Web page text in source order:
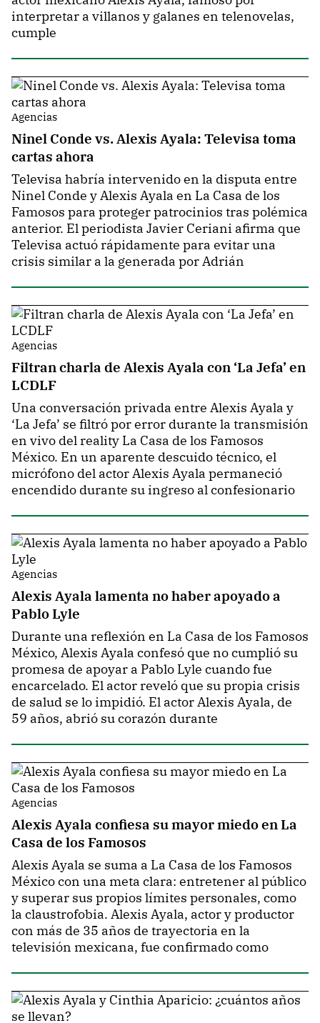
interpretar a villanos y galanes en telenovelas,
cumple
Agencias
Ninel Conde vs. Alexis Ayala: Televisa toma
cartas ahora
Televisa habría intervenido en la disputa entre
Ninel Conde y Alexis Ayala en La Casa de los
Famosos para proteger patrocinios tras polémica
anterior. El periodista Javier Ceriani afirma que
Televisa actuó rápidamente para evitar una
crisis similar a la generada por Adrián
Agencias
Filtran charla de Alexis Ayala con ‘La Jefa’ en
LCDLF
Una conversación privada entre Alexis Ayala y
‘La Jefa’ se filtró por error durante la transmisión
en vivo del reality La Casa de los Famosos
México. En un aparente descuido técnico, el
micrófono del actor Alexis Ayala permaneció
encendido durante su ingreso al confesionario
Agencias
Alexis Ayala lamenta no haber apoyado a
Pablo Lyle
Durante una reflexión en La Casa de los Famosos
México, Alexis Ayala confesó que no cumplió su
promesa de apoyar a Pablo Lyle cuando fue
encarcelado. El actor reveló que su propia crisis
de salud se lo impidió. El actor Alexis Ayala, de
59 años, abrió su corazón durante
Agencias
Alexis Ayala confiesa su mayor miedo en La
Casa de los Famosos
Alexis Ayala se suma a La Casa de los Famosos
México con una meta clara: entretener al público
y superar sus propios límites personales, como
la claustrofobia. Alexis Ayala, actor y productor
con más de 35 años de trayectoria en la
televisión mexicana, fue confirmado como